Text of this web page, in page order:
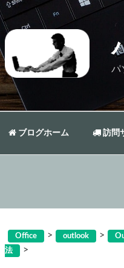
パ
ブログホーム 訪問
Office > outlook >
法
>